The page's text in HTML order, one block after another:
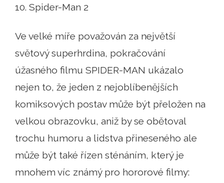
10. Spider-Man 2
Ve velké míře považován za největší
světový superhrdina, pokračování
úžasného filmu SPIDER-MAN ukázalo
nejen to, že jeden z nejoblíbenějších
komiksových postav může být přeložen na
velkou obrazovku, aniž by se obětoval
trochu humoru a lidstva přineseného ale
může být také řízen sténáním, který je
mnohem víc známý pro hororové filmy: